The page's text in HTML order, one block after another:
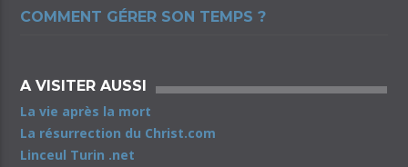
COMMENT GÉRER SON TEMPS ?
A VISITER AUSSI
La vie après la mort
La résurrection du Christ.com
Linceul Turin .net